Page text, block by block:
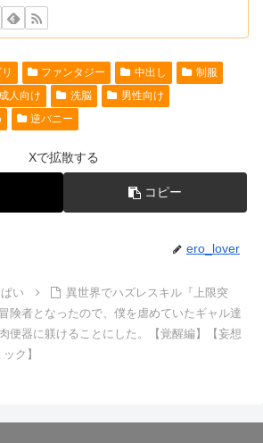
ファンタジー 中出し
制服
成人向け 洗脳
男性向け
逆バニー
Xで拡散する
コピー
ero_lover
い
異世界でハズレスキル『上限突
険者となったので、僕を虐めていたギャル達
便器に躾けることにした。【覚醒編】【妄想
ク】